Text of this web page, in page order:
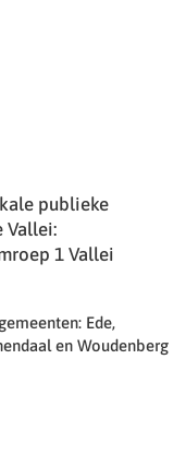
publieke
Vallei:
1 Vallei
Ede,
en Woudenberg